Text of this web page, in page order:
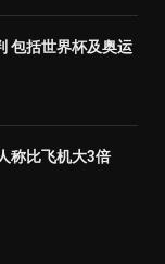
包括世界杯及奥运
称比飞机大3倍